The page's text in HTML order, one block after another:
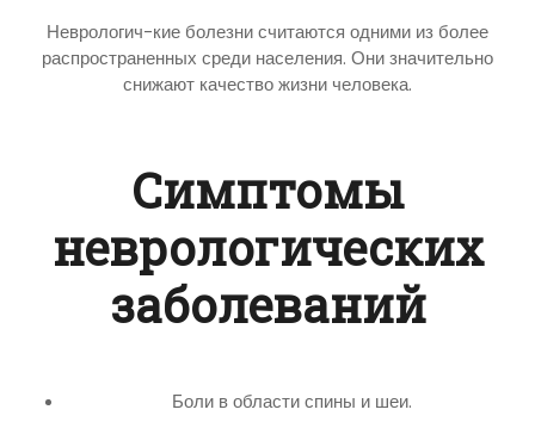
Неврологич-кие болезни считаются одними из более
распространенных среди населения. Они значительно
снижают качество жизни человека.
Симптомы
неврологических
заболеваний
Боли в области спины и шеи.